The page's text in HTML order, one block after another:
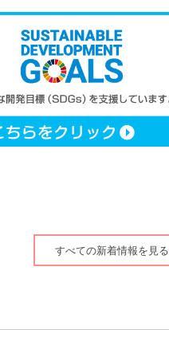
すべての新着情報を見る